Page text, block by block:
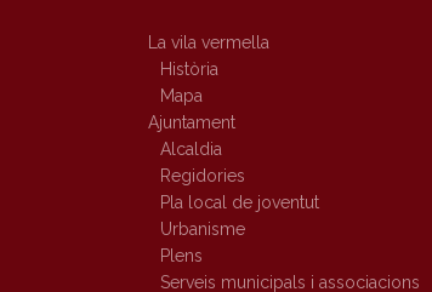
La vila vermella
Història
Mapa
Ajuntament
Alcaldia
Regidories
Pla local de joventut
Urbanisme
Plens
Serveis municipals i associacions